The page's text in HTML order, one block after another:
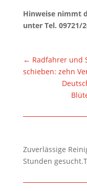
Hinweise nimmt
unter Tel. 09721/
← Radfahrer und
schieben: zehn
Zuverlässige
Stunden